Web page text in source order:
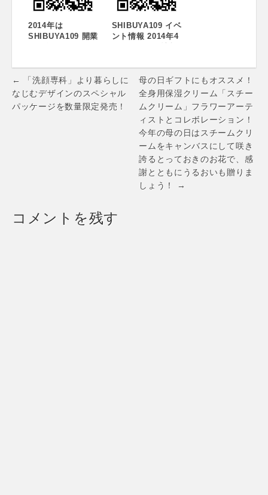
2014年は
SHIBUYA109 開業
ANNIVERSARY
キャンペーンを実
施 ～35回目の
SHIBUYA109 イベ
ント情報 2014年4
Post
navigation
← 「洗顔専科」より暮らしに
なじむデザインのスペシャル
パッケージを数量限定発売！
母の日ギフトにもオススメ！
全身用保湿クリーム「スチー
ムクリーム」フラワーアーテ
ィストとコレボレーション！
今年の母の日はスチームクリ
ームをキャンバスにして咲き
誇るとっておきのお花で、感
謝とともにうるおいも贈りま
しょう！ →
コメントを残す